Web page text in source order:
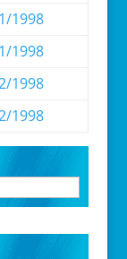
1998
1998
1998
1998